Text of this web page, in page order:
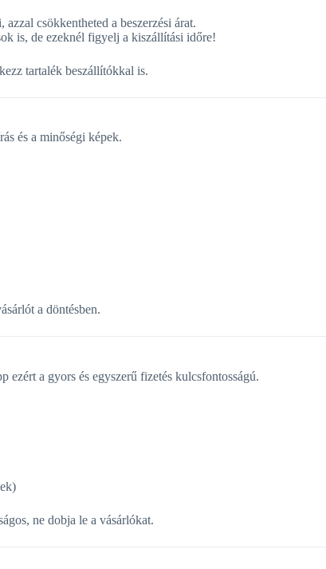
csökkentheted a beszerzési árat.
is, de ezeknél figyelj a kiszállítási időre!
tartalék beszállítókkal is.
és a minőségi képek.
a döntésben.
a gyors és egyszerű fizetés kulcsfontosságú.
ne dobja le a vásárlókat.